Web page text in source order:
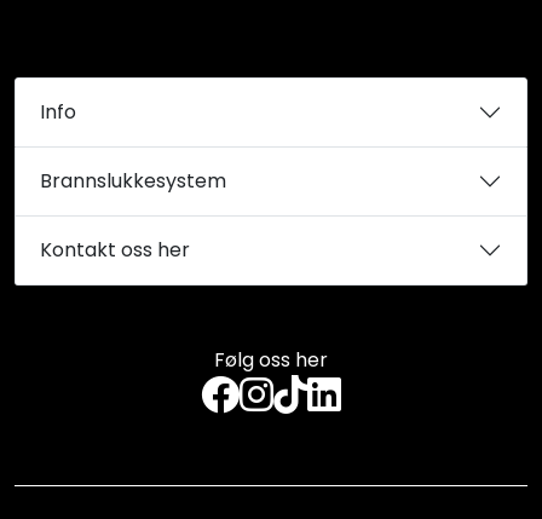
Følg oss her
Info
Brannslukkesystem
Kontakt oss her